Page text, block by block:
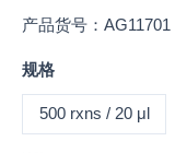
产品货号：AG11701
规格
500 rxns / 20 μl